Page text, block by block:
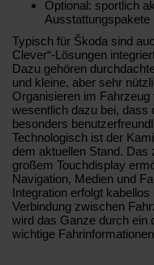
Optional: sportlich
Ausstattungspakete
Typisch für Škoda sind
Clever“-Lösungen
Dazu gehören
und kleine, aber sehr
Organisieren im
wesentlich dazu bei, dass
besonders
Technologisch ist der
dem aktuellen Stand.
großem Touchdisplay
Navigation, Medien und
Integration erfolgt
Verbindung zwischen
wird das Ganze durch ein
wichtige